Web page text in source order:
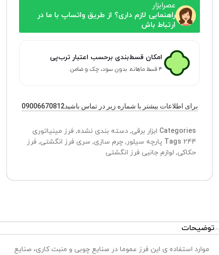
عصرابزار
راهنمایی لازم داری؟ از طریق واتساپ با ما در
ارتباط باش
امکان قسط‌بندی برحسب اعتبار ترب‌پی
۴ قسط ماهانه. بدون سود، چک و ضامن.
برای اطلاعات بیشتر با شماره زیر در تماس باشید09006670812
Categories ابزار برقی, دسته بندی نشده, فرز مینیاتوری
Tags 244 پارچه سیلور , چرم سازی, سری فرز انگشتی, فرز
حکاکی, لوازم جانبی فرز انگشتی
توضیحات
موارد استفاده ی این فرز عموما در صنایع چوبی و منبت کاری، صنایع